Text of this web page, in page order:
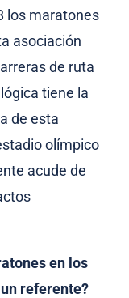
los maratones
asociación
de ruta
tiene la
de esta
olímpico
acude de
en los
referente?